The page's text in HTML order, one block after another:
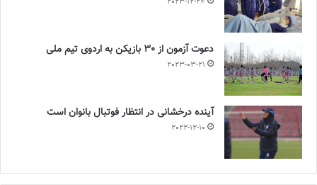
دعوت آزمون از 30 بازیکن به اردوی تیم ملی
2023-03-21
آینده درخشانی در انتظار فوتبال بانوان است
2022-12-10